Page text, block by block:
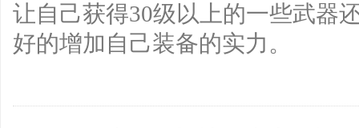
让自己获得30级以上的一些武器
好的增加自己装备的实力。